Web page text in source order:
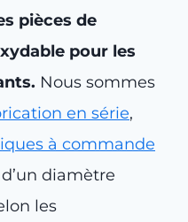
pièces de
pour les
Nous sommes
en série,
à commande
diamètre
les